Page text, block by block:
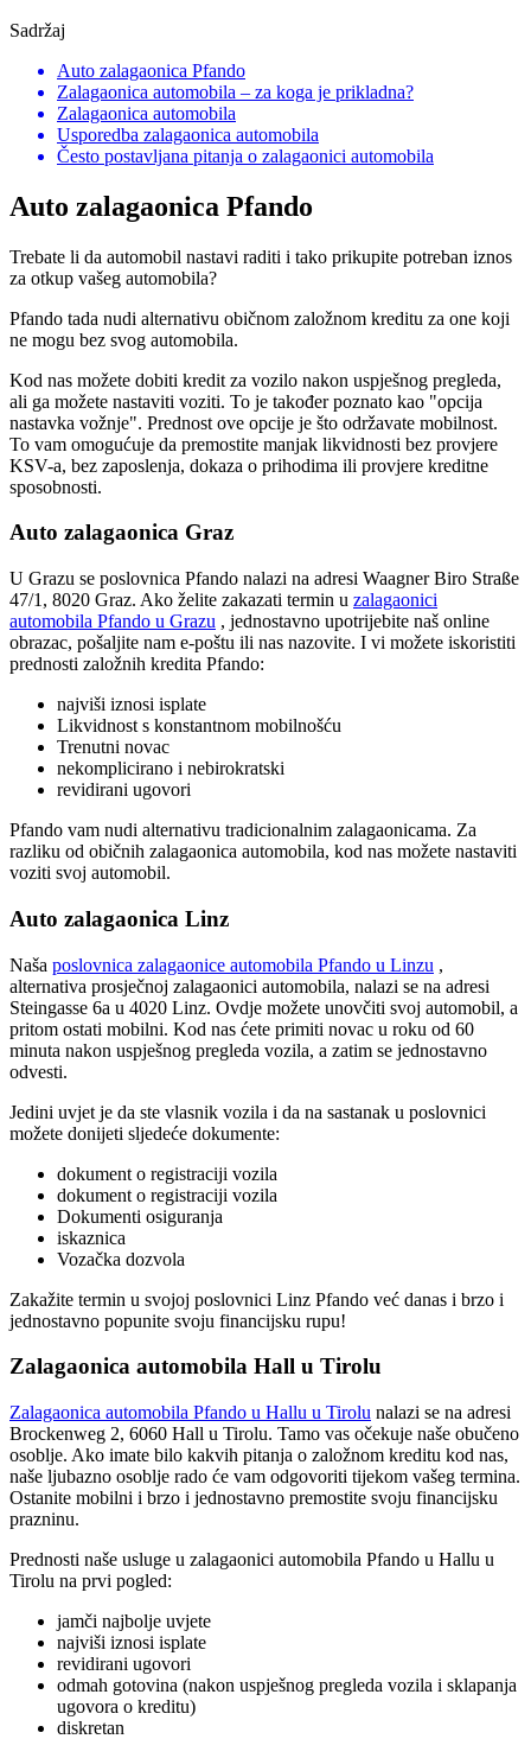
Sadržaj
Auto zalagaonica Pfando
Zalagaonica automobila – za koga je prikladna?
Zalagaonica automobila
Usporedba zalagaonica automobila
Često postavljana pitanja o zalagaonici automobila
Auto zalagaonica Pfando
Trebate li da automobil nastavi raditi i tako prikupite potreban iznos
za otkup vašeg automobila?
Pfando tada nudi alternativu običnom založnom kreditu za one koji
ne mogu bez svog automobila.
Kod nas možete dobiti kredit za vozilo nakon uspješnog pregleda,
ali ga možete nastaviti voziti. To je također poznato kao "opcija
nastavka vožnje". Prednost ove opcije je što održavate mobilnost.
To vam omogućuje da premostite manjak likvidnosti bez provjere
KSV-a, bez zaposlenja, dokaza o prihodima ili provjere kreditne
sposobnosti.
Auto zalagaonica Graz
U Grazu se poslovnica Pfando nalazi na adresi Waagner Biro Straße
47/1, 8020 Graz. Ako želite zakazati termin u zalagaonici
automobila Pfando u Grazu , jednostavno upotrijebite naš online
obrazac, pošaljite nam e-poštu ili nas nazovite. I vi možete iskoristiti
prednosti založnih kredita Pfando:
najviši iznosi isplate
Likvidnost s konstantnom mobilnošću
Trenutni novac
nekomplicirano i nebirokratski
revidirani ugovori
Pfando vam nudi alternativu tradicionalnim zalagaonicama. Za
razliku od običnih zalagaonica automobila, kod nas možete nastaviti
voziti svoj automobil.
Auto zalagaonica Linz
Naša poslovnica zalagaonice automobila Pfando u Linzu ,
alternativa prosječnoj zalagaonici automobila, nalazi se na adresi
Steingasse 6a u 4020 Linz. Ovdje možete unovčiti svoj automobil, a
pritom ostati mobilni. Kod nas ćete primiti novac u roku od 60
minuta nakon uspješnog pregleda vozila, a zatim se jednostavno
odvesti.
Jedini uvjet je da ste vlasnik vozila i da na sastanak u poslovnici
možete donijeti sljedeće dokumente:
dokument o registraciji vozila
dokument o registraciji vozila
Dokumenti osiguranja
iskaznica
Vozačka dozvola
Zakažite termin u svojoj poslovnici Linz Pfando već danas i brzo i
jednostavno popunite svoju financijsku rupu!
Zalagaonica automobila Hall u Tirolu
Zalagaonica automobila Pfando u Hallu u Tirolu nalazi se na adresi
Brockenweg 2, 6060 Hall u Tirolu. Tamo vas očekuje naše obučeno
osoblje. Ako imate bilo kakvih pitanja o založnom kreditu kod nas,
naše ljubazno osoblje rado će vam odgovoriti tijekom vašeg termina.
Ostanite mobilni i brzo i jednostavno premostite svoju financijsku
prazninu.
Prednosti naše usluge u zalagaonici automobila Pfando u Hallu u
Tirolu na prvi pogled:
jamči najbolje uvjete
najviši iznosi isplate
revidirani ugovori
odmah gotovina (nakon uspješnog pregleda vozila i sklapanja
ugovora o kreditu)
diskretan